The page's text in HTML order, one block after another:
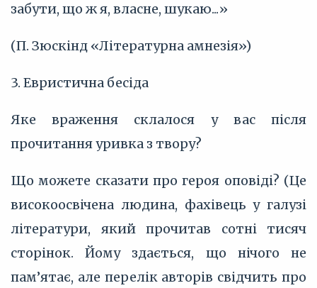
забути, що ж я, власне, шукаю...»
(П. Зюскінд «Літературна амнезія»)
3. Евристична бесіда
Яке враження склалося у вас після
прочитання уривка з твору?
Що можете сказати про героя оповіді? (Це
високоосвічена людина, фахівець у галузі
літератури, який прочитав сотні тисяч
сторінок. Йому здається, що нічого не
пам’ятає, але перелік авторів свідчить про